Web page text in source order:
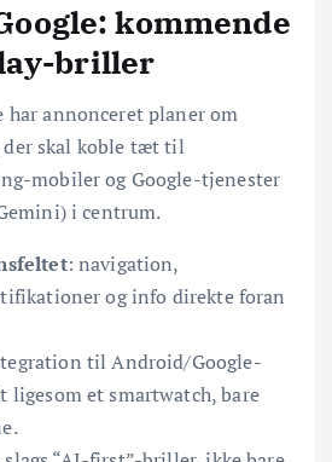
kommende
briller
har annonceret planer om
skal koble tæt til
mobiler og Google-tjenester
i centrum.
: navigation,
og info direkte foran
til Android/Google-
ligesom et smartwatch, bare